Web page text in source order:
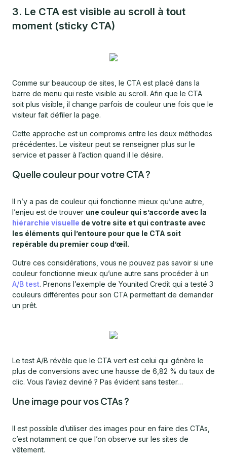
3. Le CTA est visible au scroll à tout
moment (sticky CTA)
Comme sur beaucoup de sites, le CTA est placé dans la
barre de menu qui reste visible au scroll. Afin que le CTA
soit plus visible, il change parfois de couleur une fois que le
visiteur fait défiler la page.
Cette approche est un compromis entre les deux méthodes
précédentes. Le visiteur peut se renseigner plus sur le
service et passer à l’action quand il le désire.
Quelle couleur pour votre CTA ?
Il n’y a pas de couleur qui fonctionne mieux qu’une autre,
l’enjeu est de trouver une couleur qui s’accorde avec la
hiérarchie visuelle de votre site et qui contraste avec
les éléments qui l’entoure pour que le CTA soit
repérable du premier coup d’œil.
Outre ces considérations, vous ne pouvez pas savoir si une
couleur fonctionne mieux qu’une autre sans procéder à un
A/B test. Prenons l’exemple de Younited Credit qui a testé 3
couleurs différentes pour son CTA permettant de demander
un prêt.
Le test A/B révèle que le CTA vert est celui qui génère le
plus de conversions avec une hausse de 6,82 % du taux de
clic. Vous l’aviez deviné ? Pas évident sans tester…
Une image pour vos CTAs ?
Il est possible d’utiliser des images pour en faire des CTAs,
c’est notamment ce que l’on observe sur les sites de
vêtement.